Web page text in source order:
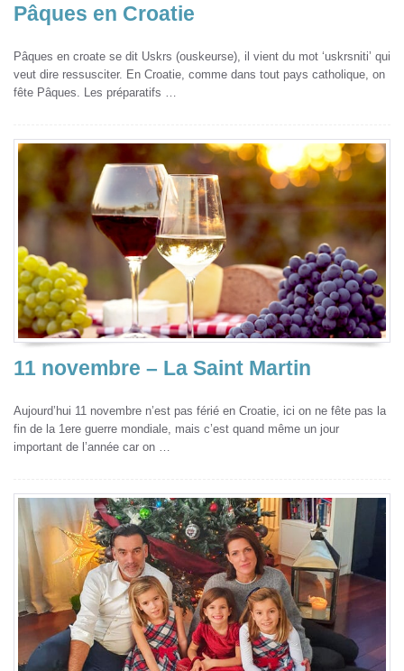
Pâques en Croatie
Pâques en croate se dit Uskrs (ouskeurse), il vient du mot ‘uskrsniti’ qui
veut dire ressusciter. En Croatie, comme dans tout pays catholique, on
fête Pâques. Les préparatifs …
11 novembre – La Saint Martin
Aujourd’hui 11 novembre n’est pas férié en Croatie, ici on ne fête pas la
fin de la 1ere guerre mondiale, mais c’est quand même un jour
important de l’année car on …